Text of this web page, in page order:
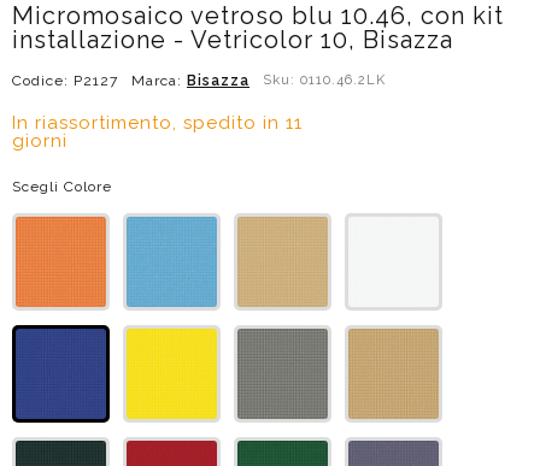
Micromosaico vetroso blu 10.46, con kit
installazione - Vetricolor 10, Bisazza
Codice: P2127 Marca: Bisazza Sku: 0110.46.2LK
In riassortimento, spedito in 11
giorni
Scegli Colore